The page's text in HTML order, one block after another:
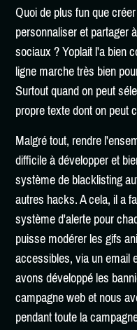
Quoi de plus fun que
personnaliser et
sociaux ? Yoplait l'a bien
ligne marche très bien
Surtout quand on peut
propre texte dont on peut
Malgré tout, rendre
difficile à développer et
système de blacklisting
autres hacks. A cela, il a
système d'alerte pour
puisse modérer les gifs
accessibles, via un email
avons développé les
campagne web et nous
pendant toute la